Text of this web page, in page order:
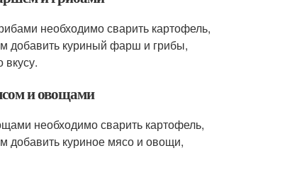
необходимо сварить картофель,
добавить куриный фарш и грибы,
и овощами
необходимо сварить картофель,
добавить куриное мясо и овощи,